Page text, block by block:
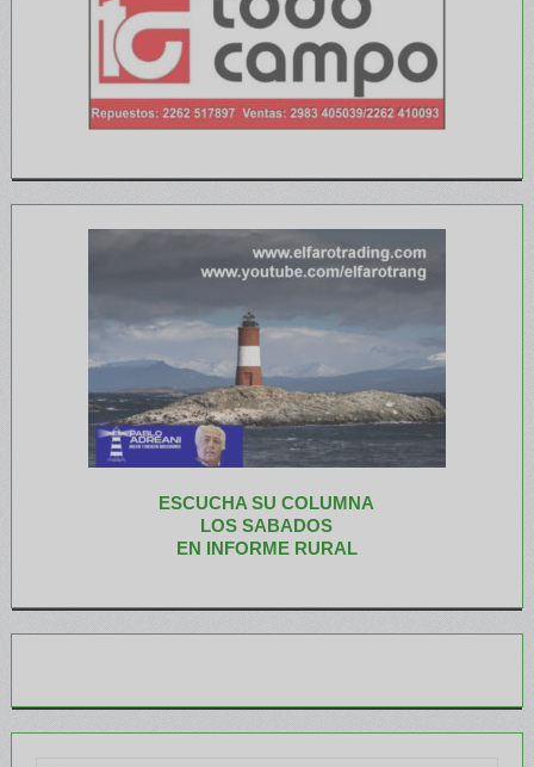
ESCUCHA SU COLUMNA
LOS SABADOS
EN INFORME RURAL